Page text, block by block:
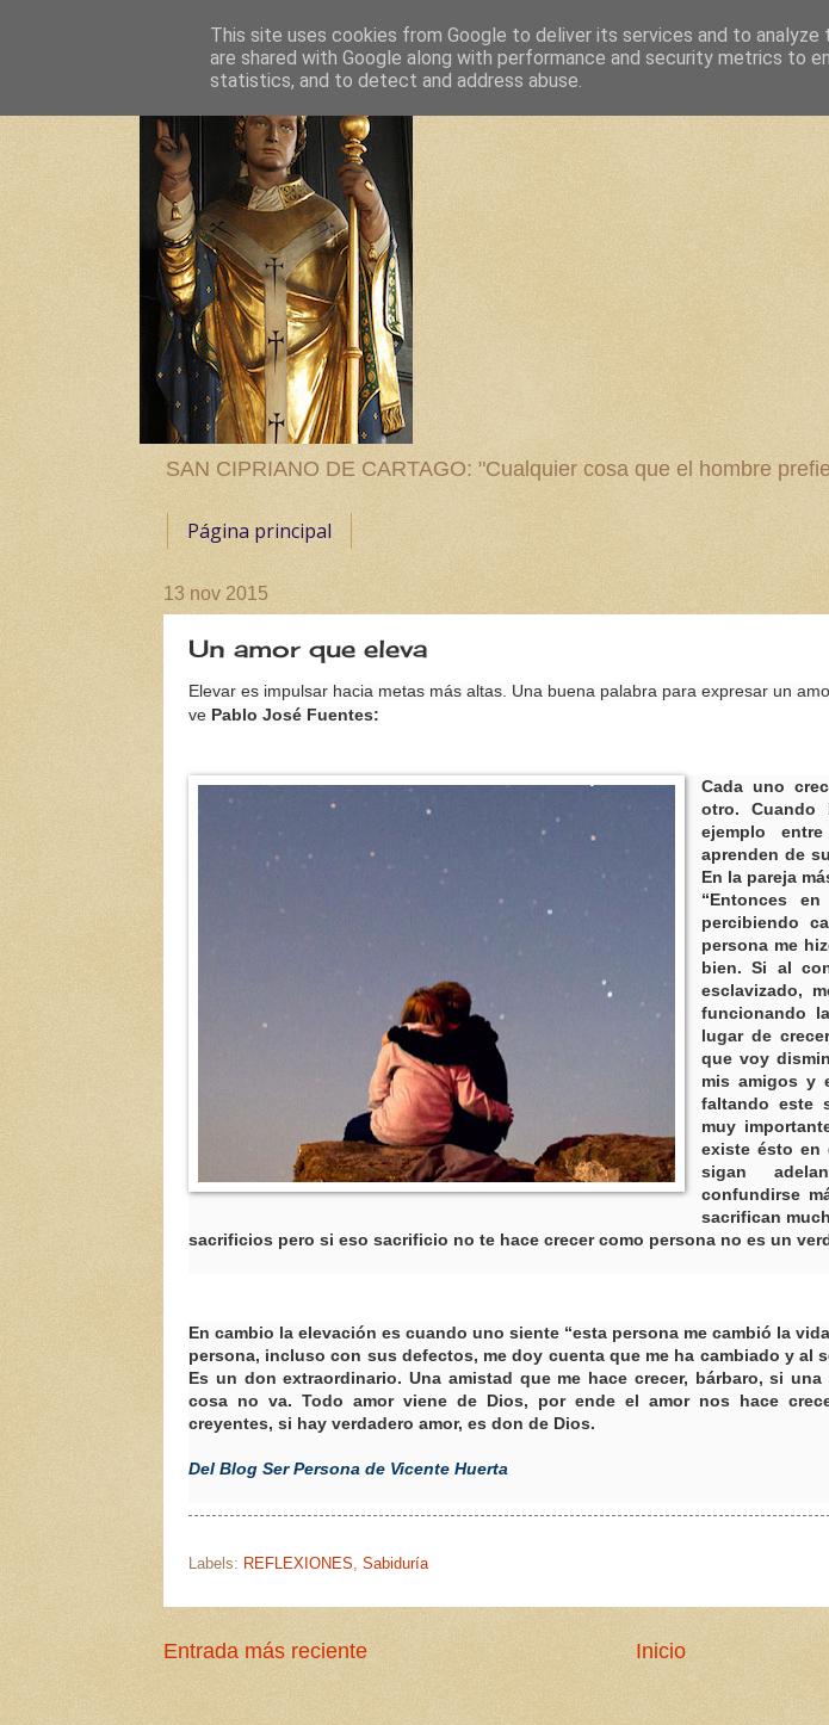
SAN CIPRIANO DE CARTAGO: "Cualquier cosa que el hombre
Página principal
13 nov 2015
Un amor que eleva
Elevar es impulsar hacia metas más altas. Una buena palabra para expresar un
ve Pablo José Fuentes:
Cada uno
otro. Cuando
ejemplo
aprenden de
En la pareja
“Entonces
percibiendo
persona me
bien. Si al
esclavizado,
funcionando
lugar de
que voy
mis amigos y
faltando este
muy
existe ésto en
sigan
confundirse
sacrifican
sacrificios pero si eso sacrificio no te hace crecer como persona no es un
En cambio la elevación es cuando uno siente “esta persona me cambió la
persona, incluso con sus defectos, me doy cuenta que me ha cambiado y al
Es un don extraordinario. Una amistad que me hace crecer, bárbaro, si
cosa no va. Todo amor viene de Dios, por ende el amor nos hace
creyentes, si hay verdadero amor, es don de Dios.
Del Blog Ser Persona de Vicente Huerta
Labels: REFLEXIONES Sabiduría
Entrada más reciente Inicio
This site uses cookies from Google to deliver its services and to analyze
are shared with Google along with performance and security metrics to
statistics, and to detect and address abuse.